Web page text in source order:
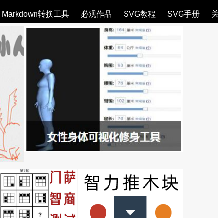
Markdown转换工具 必观作品 SVG教程 SVG手册